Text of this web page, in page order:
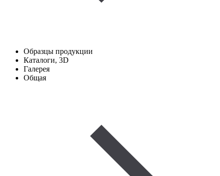
Образцы продукции
Каталоги, 3D
Галерея
Общая